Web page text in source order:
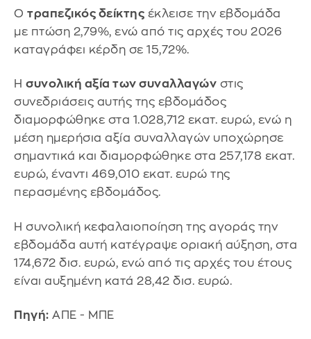
Ο τραπεζικός δείκτης έκλεισε την εβδομάδα
με πτώση 2,79%, ενώ από τις αρχές του 2026
καταγράφει κέρδη σε 15,72%.
Η συνολική αξία των συναλλαγών στις
συνεδριάσεις αυτής της εβδομάδος
διαμορφώθηκε στα 1.028,712 εκατ. ευρώ, ενώ η
μέση ημερήσια αξία συναλλαγών υποχώρησε
σημαντικά και διαμορφώθηκε στα 257,178 εκατ.
ευρώ, έναντι 469,010 εκατ. ευρώ της
περασμένης εβδομάδος.
Η συνολική κεφαλαιοποίηση της αγοράς την
εβδομάδα αυτή κατέγραψε οριακή αύξηση, στα
174,672 δισ. ευρώ, ενώ από τις αρχές του έτους
είναι αυξημένη κατά 28,42 δισ. ευρώ.
Πηγή: ΑΠΕ - ΜΠΕ